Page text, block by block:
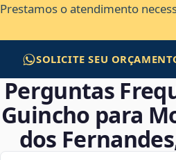
Prestamos o atendimento
SOLICITE SEU
Perguntas
Guincho para
dos